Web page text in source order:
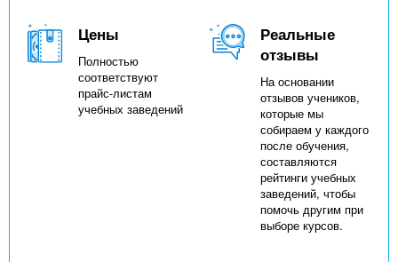
Цены
Полностью
соответствуют
прайс-листам
учебных заведений
Реальные
отзывы
На основании
отзывов учеников,
которые мы
собираем у каждого
после обучения,
составляются
рейтинги учебных
заведений, чтобы
помочь другим при
выборе курсов.